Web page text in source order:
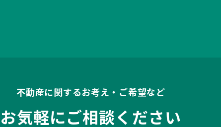
不動産に関するお考え・ご希望など
お気軽にご相談ください